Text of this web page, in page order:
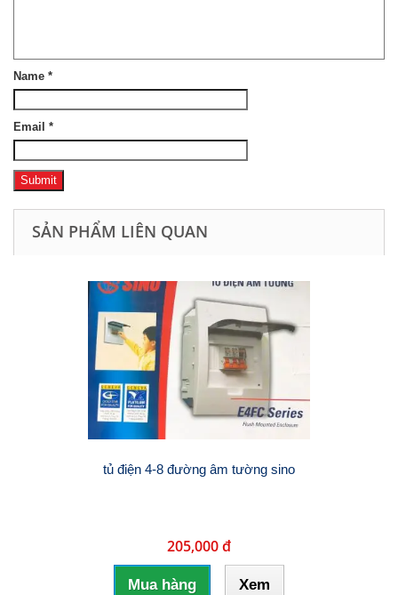
Name *
Email *
SẢN PHẨM LIÊN QUAN
tủ điện 4-8 đường âm tường sino
205,000 đ
Mua hàng Xem